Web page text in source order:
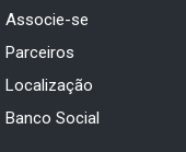
Associe-se
Parceiros
Localização
Banco Social